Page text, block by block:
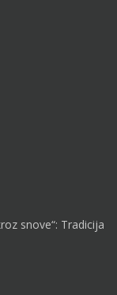
snove“: Tradicija